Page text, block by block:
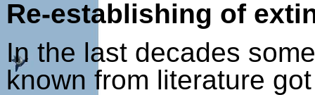
Re-establishing of
In the last decades
known from literature